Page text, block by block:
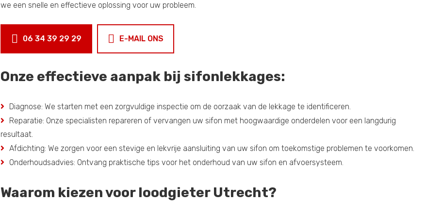
we een snelle en effectieve oplossing voor uw probleem.
06 34 39 29 29 E-MAIL ONS
Onze effectieve aanpak bij sifonlekkages:
Diagnose: We starten met een zorgvuldige inspectie om de oorzaak van de lekkage te identificeren.
Reparatie: Onze specialisten repareren of vervangen uw sifon met hoogwaardige onderdelen voor een langdurig
resultaat.
Afdichting: We zorgen voor een stevige en lekvrije aansluiting van uw sifon om toekomstige problemen te voorkomen.
Onderhoudsadvies: Ontvang praktische tips voor het onderhoud van uw sifon en afvoersysteem.
Waarom kiezen voor loodgieter Utrecht?